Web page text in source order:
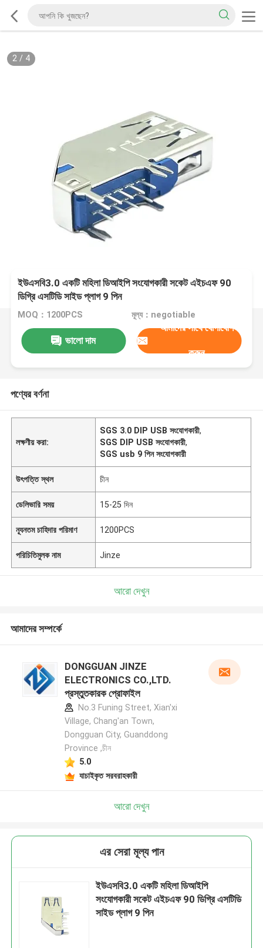
2/ 4
ইউএসবি3.0 একটি মহিলা ডিআইপি সংযোগকারী সকেট এইচএফ 90
ডিগ্রি এসটিডি সাইড প্লাগ 9 পিন
MOQ：1200PCS মূল্য：negotiable
ভালো দাম
আমাদের সাথে যোগাযোগ
করুন
পণ্যের বর্ণনা
লক্ষণীয় করা:
SGS 3.0 DIP USB সংযোগকারী,
SGS DIP USB সংযোগকারী,
SGS usb 9 পিন সংযোগকারী
উৎপত্তি স্থল চীন
ডেলিভারি সময় 15-25 দিন
ন্যূনতম চাহিদার পরিমাণ 1200PCS
পরিচিতিমুলক নাম Jinze
আরো দেখুন
আমাদের সম্পর্কে
DONGGUAN JINZE
ELECTRONICS CO.,LTD.
প্রস্তুতকারক প্রোফাইল
No.3 Funing Street, Xian'xi
Village, Chang'an Town,
Dongguan City, Guanddong
Province ,চীন
5.0
যাচাইকৃত সরবরাহকারী
আরো দেখুন
এর সেরা মূল্য পান
ইউএসবি3.0 একটি মহিলা ডিআইপি
সংযোগকারী সকেট এইচএফ 90 ডিগ্রি এসটিডি
সাইড প্লাগ 9 পিন